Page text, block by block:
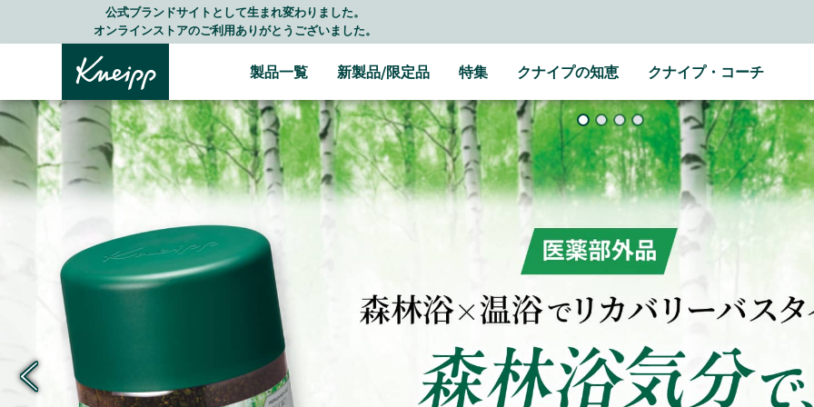
Skip to main content
Skip to footer content LINE公式アカウントはこちら＞＞
随時最新情報をお届けします
製品一覧 新製品/限定品 特集 クナイプの知恵 クナイプ・コーチ